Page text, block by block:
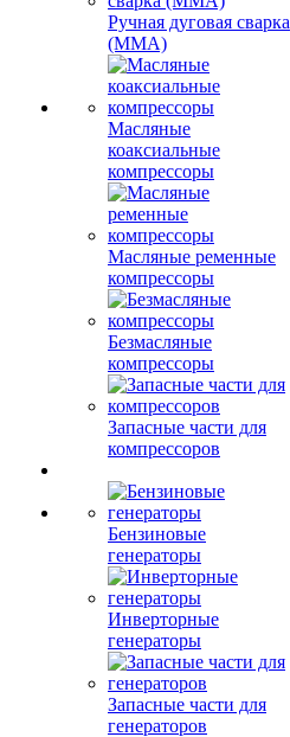
Ручная дуговая сварка
(MMA)
Масляные
коаксиальные
компрессоры
Масляные ременные
компрессоры
Безмасляные
компрессоры
Запасные части для
компрессоров
Бензиновые
генераторы
Инверторные
генераторы
Запасные части для
генераторов